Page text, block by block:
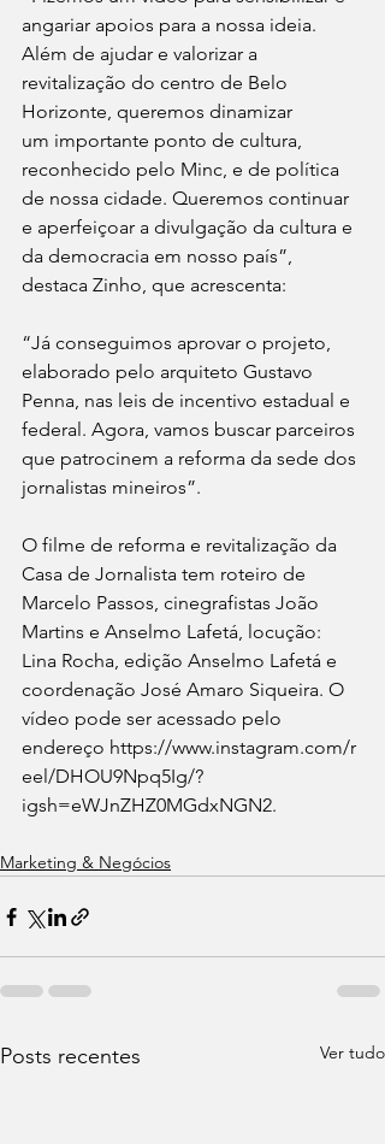
angariar apoios para a nossa ideia.
Além de ajudar e valorizar a
revitalização do centro de Belo
Horizonte, queremos dinamizar
um importante ponto de cultura,
reconhecido pelo Minc, e de política
de nossa cidade. Queremos continuar
e aperfeiçoar a divulgação da cultura e
da democracia em nosso país”,
destaca Zinho, que acrescenta:
“Já conseguimos aprovar o projeto,
elaborado pelo arquiteto Gustavo
Penna, nas leis de incentivo estadual e
federal. Agora, vamos buscar parceiros
que patrocinem a reforma da sede dos
jornalistas mineiros”.
O filme de reforma e revitalização da
Casa de Jornalista tem roteiro de
Marcelo Passos, cinegrafistas João
Martins e Anselmo Lafetá, locução:
Lina Rocha, edição Anselmo Lafetá e
coordenação José Amaro Siqueira. O
vídeo pode ser acessado pelo
endereço https://www.instagram.com/r
eel/DHOU9Npq5Ig/?
igsh=eWJnZHZ0MGdxNGN2.
Marketing & Negócios
Posts recentes Ver tudo